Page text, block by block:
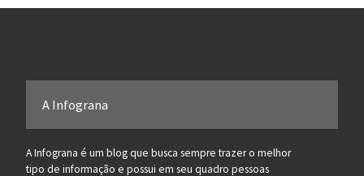
A Infograna
A Infograna é um blog que busca sempre trazer o melhor
tipo de informação e possui em seu quadro pessoas